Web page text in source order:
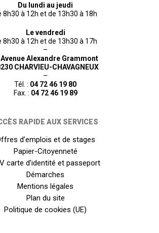
Du lundi au jeudi
8h30 à 12h et de 13h30 à 18h
Le vendredi
8h30 à 12h et de 13h30 à 17h
–
Alexandre Grammont
CHARVIEU-CHAVAGNEUX
–
Tél. : 04 72 46 19 80
Fax. : 04 72 46 19 89
RAPIDE AUX SERVICES
d’emplois et de stages
Papier-Citoyenneté
carte d’identité et passeport
Démarches
Mentions légales
Plan du site
Politique de cookies (UE)